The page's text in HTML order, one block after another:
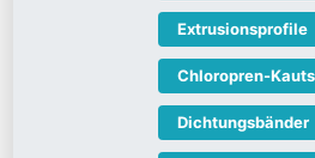
Extrusionsprofile
Chloropren-
Dichtungsbänder